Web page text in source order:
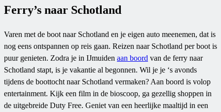
Ferry’s naar Schotland
Varen met de boot naar Schotland en je eigen auto meenemen, dat is
nog eens ontspannen op reis gaan. Reizen naar Schotland per boot is
puur genieten. Zodra je in IJmuiden aan boord van de ferry naar
Schotland stapt, is je vakantie al begonnen. Wil je je ‘s avonds
tijdens de boottocht naar Schotland vermaken? Aan boord is volop
entertainment. Kijk een film in de bioscoop, ga gezellig shoppen in
de uitgebreide Duty Free. Geniet van een heerlijke maaltijd in een